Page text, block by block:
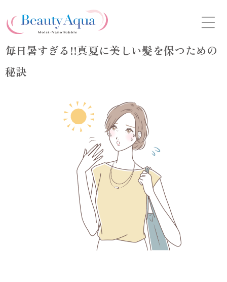
to
the
content
毎日暑すぎる!!真夏に美しい髪を保つための
秘訣